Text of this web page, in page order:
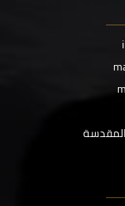
المقدسة